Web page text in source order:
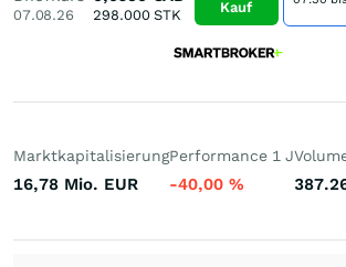
07.08.26 298.000STK Kauf
Marktkapitalisierung
16,78 Mio. EUR
Performance 1 J
-40,00 %